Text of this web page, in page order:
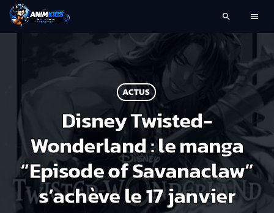
search menu
ACTUS
Disney Twisted-
Wonderland : le manga
“Episode of Savanaclaw”
s’achève le 17 janvier